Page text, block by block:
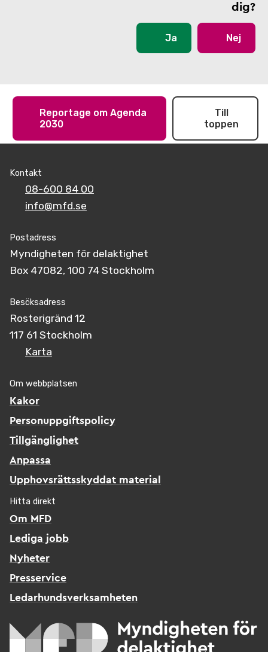
dig?
Ja Nej
Reportage om Agenda
2030
Till
toppen
Kontakt
08-600 84 00
info@mfd.se
Postadress
Myndigheten för delaktighet
Box 47082, 100 74 Stockholm
Besöksadress
Rosterigränd 12
117 61 Stockholm
Karta
Om webbplatsen
Kakor
Personuppgiftspolicy
Tillgänglighet
Anpassa
Upphovsrättsskyddat material
Hitta direkt
Om MFD
Lediga jobb
Nyheter
Presservice
Ledarhundsverksamheten